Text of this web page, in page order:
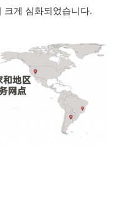
크게 심화되었습니다.